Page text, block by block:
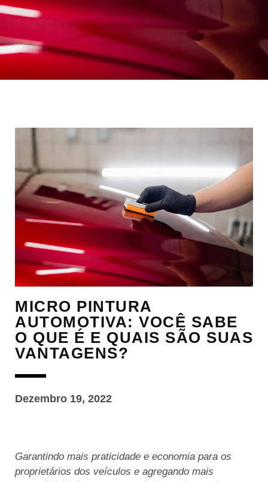
MICRO PINTURA
AUTOMOTIVA: VOCÊ SABE
O QUE É E QUAIS SÃO SUAS
VANTAGENS?
Dezembro 19, 2022
Garantindo mais praticidade e economia para os
proprietários dos veículos e agregando mais